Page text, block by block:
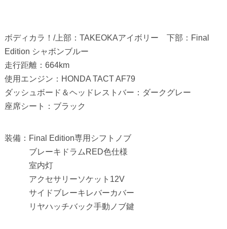
ボディカラ！/上部：TAKEOKAアイボリー 下部：Final
Edition シャボンブルー
走行距離：664km
使用エンジン：HONDA TACT AF79
ダッシュボード＆ヘッドレストバー：ダークグレー
座席シート：ブラック
装備：Final Edition専用シフトノブ
ブレーキドラムRED色仕様
室内灯
アクセサリーソケット12V
サイドブレーキレバーカバー
リヤハッチバック手動ノブ鍵